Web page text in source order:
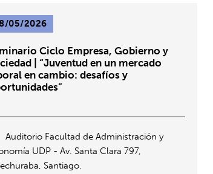
05/2026
Ciclo Empresa, Gobierno y
| “Juventud en un mercado
en cambio: desafíos y
Auditorio Facultad de Administración y
UDP - Av. Santa Clara 797,
Santiago.